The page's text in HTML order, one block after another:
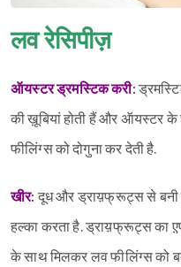
लव रेसिपीज़
अ‍ॅायस्टर ड्रमस्टिक करी:
की ख़ूबियां होती हैं और अ‍ॅायस्टर
फीलिंग्स को दोगुना कर देती है.
खीर: दूध और ड्राय़फ्रूट्स से बनी
हल्का करता है. ड्राय़फ्रूट्स का
के साथ मिलकर लव फीलिंग्स को